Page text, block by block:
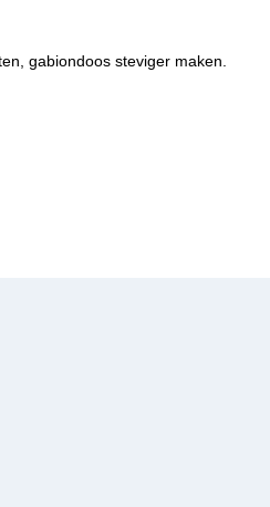
gabiondoos steviger maken.